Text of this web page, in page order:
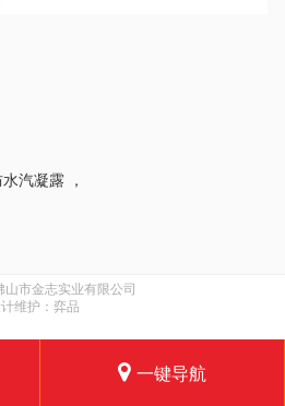
汽凝露 ，
山市金志实业有限公司
维护：弈品
一键导航